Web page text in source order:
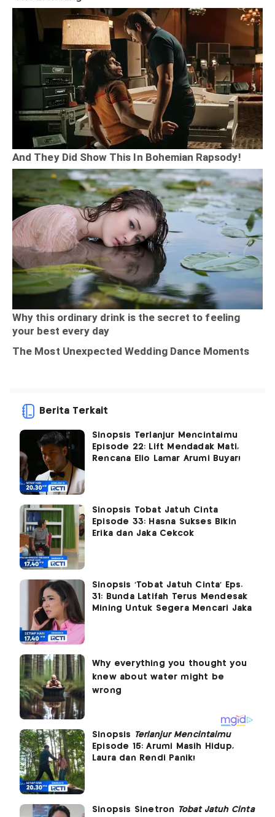
Berita Terkait
Sinopsis Terlanjur Mencintaimu
Episode 22: Lift Mendadak Mati,
Rencana Elio Lamar Arumi Buyar!
Sinopsis Tobat Jatuh Cinta
Episode 33: Hasna Sukses Bikin
Erika dan Jaka Cekcok
Sinopsis 'Tobat Jatuh Cinta' Eps.
31: Bunda Latifah Terus Mendesak
Mining Untuk Segera Mencari Jaka
Sinopsis
Terlanjur Mencintaimu
Episode 15: Arumi Masih Hidup,
Laura dan Rendi Panik!
Sinopsis Sinetron
Tobat Jatuh Cinta